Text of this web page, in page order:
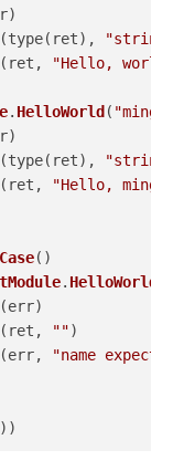
)
(type( ret),
( ret, "Hello,
. HelloWorld ( "ming"
)
(type( ret),
( ret,
"Hello,
( )
. HelloWorld
(err)
( ret, "")
(err,
"name
) )